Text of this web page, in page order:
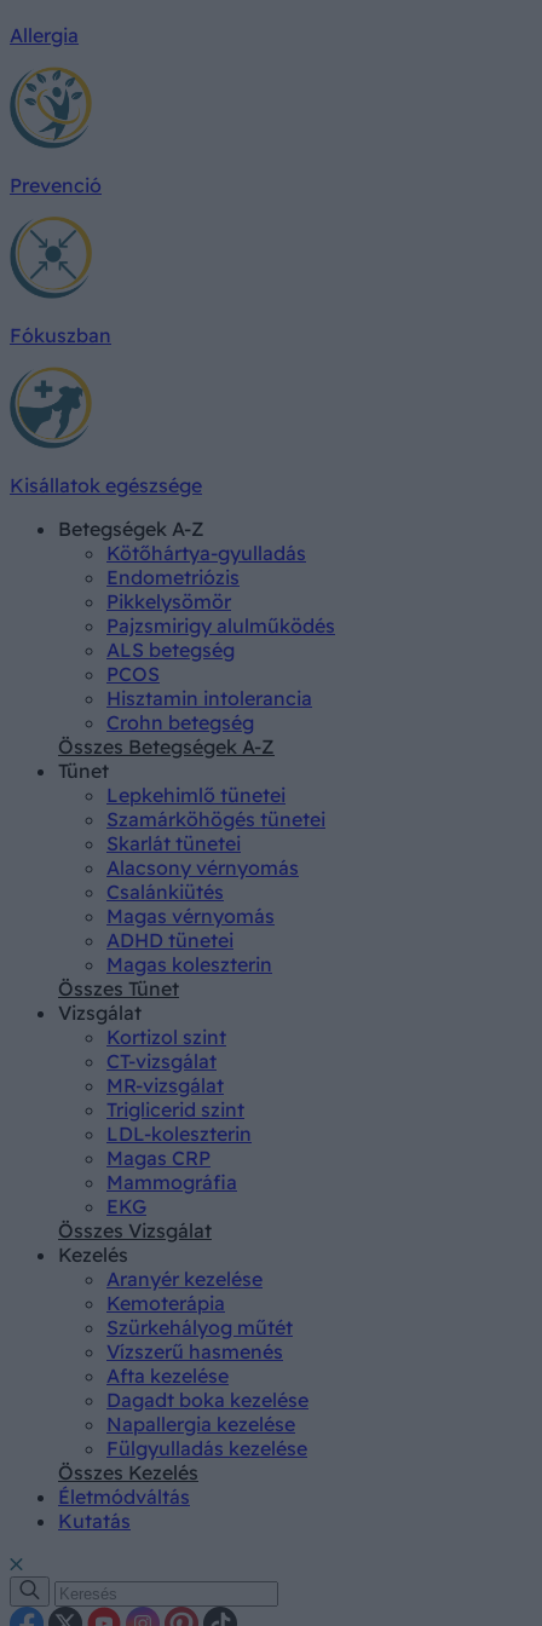
Allergia
Prevenció
Fókuszban
Kisállatok egészsége
Betegségek A-Z
Kötőhártya-gyulladás
Endometriózis
Pikkelysömör
Pajzsmirigy alulműködés
ALS betegség
PCOS
Hisztamin intolerancia
Crohn betegség
Összes Betegségek A-Z
Tünet
Lepkehimlő tünetei
Szamárköhögés tünetei
Skarlát tünetei
Alacsony vérnyomás
Csalánkiütés
Magas vérnyomás
ADHD tünetei
Magas koleszterin
Összes Tünet
Vizsgálat
Kortizol szint
CT-vizsgálat
MR-vizsgálat
Triglicerid szint
LDL-koleszterin
Magas CRP
Mammográfia
EKG
Összes Vizsgálat
Kezelés
Aranyér kezelése
Kemoterápia
Szürkehályog műtét
Vízszerű hasmenés
Afta kezelése
Dagadt boka kezelése
Napallergia kezelése
Fülgyulladás kezelése
Összes Kezelés
Életmódváltás
Kutatás